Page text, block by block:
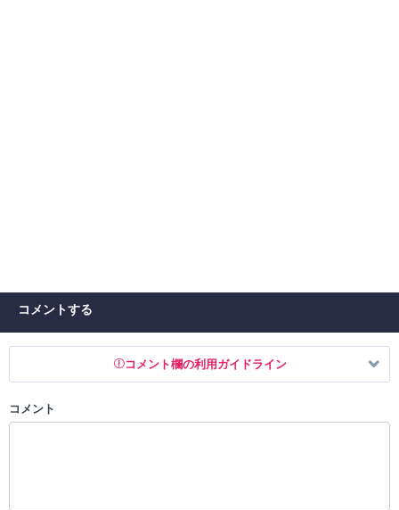
コメントする
コメント欄の利用ガイドライン
以下の書き込みを禁止とし、場合によってはコメント削除や書き込み制
コメント